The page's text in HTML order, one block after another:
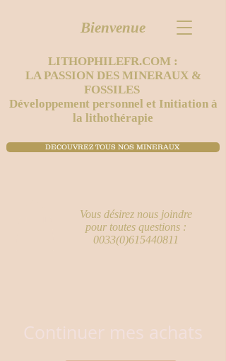
Vous désirez nous joindre
pour toutes questions :
0033(0)615440811
Bienvenue
LITHOPHILEFR.COM :
LA PASSION DES MINERAUX &
FOSSILES
Développement personnel et Initiation à
la lithothérapie
DECOUVREZ TOUS NOS MINERAUX ​
Continuer mes achats